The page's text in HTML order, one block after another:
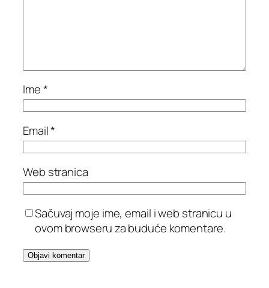
Ime*
Email*
Web stranica
Sačuvaj moje ime, email i web stranicu u
ovom browseru za buduće komentare.